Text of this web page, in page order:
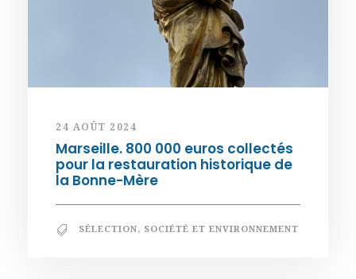
24 AOÛT 2024
Marseille. 800 000 euros collectés
pour la restauration historique de
la Bonne-Mère
SÉLECTION, SOCIÉTÉ ET ENVIRONNEMENT